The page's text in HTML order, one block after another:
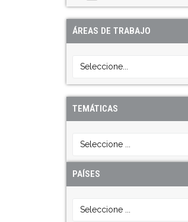
ÁREAS DE TRABAJO
Seleccione...
TEMÁTICAS
Seleccione ...
PAÍSES
Seleccione ...